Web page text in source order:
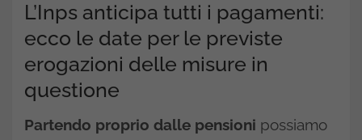
L’Inps anticipa tutti i pagamenti:
ecco le date per le previste
erogazioni delle misure in
questione
Partendo proprio dalle pensioni possiamo